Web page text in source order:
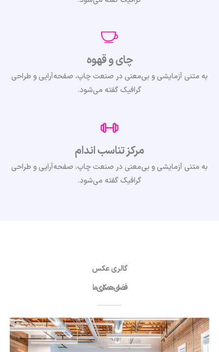
چای و قهوه
به متنی آزمایشی و بی‌معنی در صنعت چاپ، صفحه‌آرایی و طراحی
گرافیک گفته می‌شود.
مرکز تناسب اندام
به متنی آزمایشی و بی‌معنی در صنعت چاپ، صفحه‌آرایی و طراحی
گرافیک گفته می‌شود.
گالری عکس
فضای همکاری ما